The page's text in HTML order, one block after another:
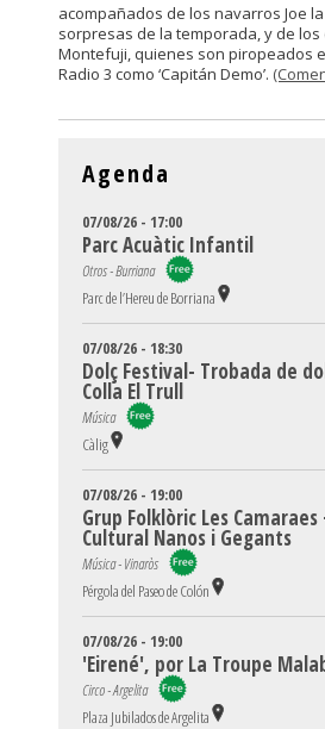
acompañados de los navarros Joe
sorpresas de la temporada, y de
Montefuji, quienes son piropeados
Radio 3 como ‘Capitán Demo’.
Agenda
07/08/26 - 17:00
Parc Acuàtic Infantil
Otros - Burriana
Parc de l’Hereu de Borriana
07/08/26 - 18:30
Dolç Festival- Trobada de
Colla El Trull
Música
Càlig
07/08/26 - 19:00
Grup Folklòric Les Camaraes
Cultural Nanos i Gegants
Música - Vinaròs
Pérgola del Paseo de Colón
07/08/26 - 19:00
'Eirené', por La Troupe
Circo - Argelita
Plaza Jubilados de Argelita